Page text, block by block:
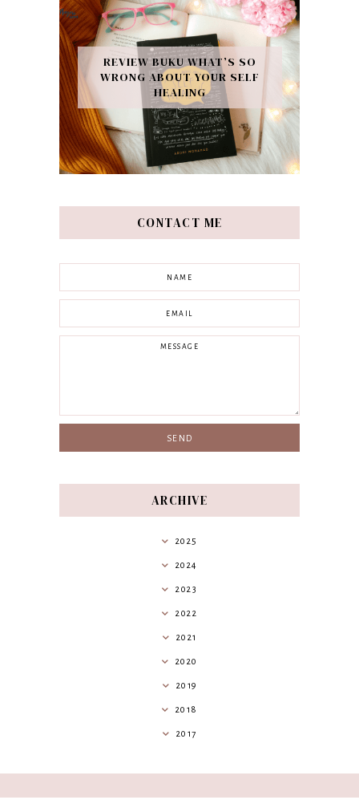
REVIEW BUKU WHAT’S SO
WRONG ABOUT YOUR SELF
HEALING
CONTACT ME
ARCHIVE
2025
2024
2023
2022
2021
2020
2019
2018
2017